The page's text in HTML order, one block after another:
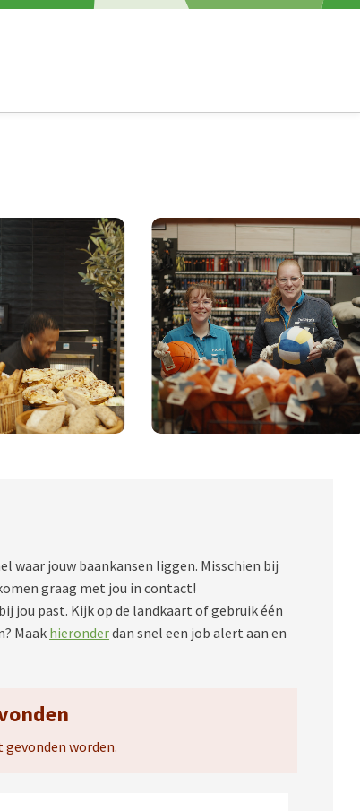
waar jouw baankansen liggen. Misschien bij
graag met jou in contact!
jou past. Kijk op de landkaart of gebruik één
Maakhieronderdan snel een job alert aan en
gevonden worden.